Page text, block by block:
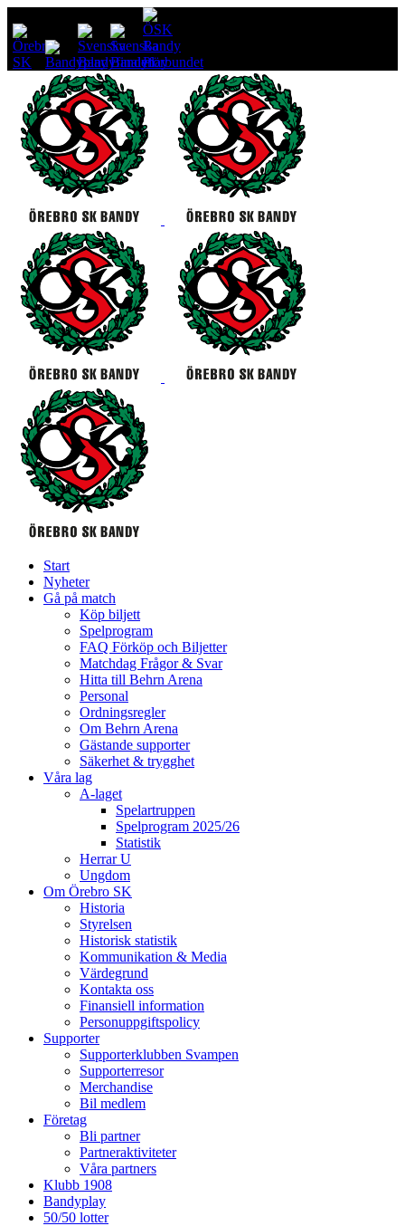
Start
Nyheter
Gå på match
Köp biljett
Spelprogram
FAQ Förköp och Biljetter
Matchdag Frågor & Svar
Hitta till Behrn Arena
Personal
Ordningsregler
Om Behrn Arena
Gästande supporter
Säkerhet & trygghet
Våra lag
A-laget
Spelartruppen
Spelprogram 2025/26
Statistik
Herrar U
Ungdom
Om Örebro SK
Historia
Styrelsen
Historisk statistik
Kommunikation & Media
Värdegrund
Kontakta oss
Finansiell information
Personuppgiftspolicy
Supporter
Supporterklubben Svampen
Supporterresor
Merchandise
Bil medlem
Företag
Bli partner
Partneraktiviteter
Våra partners
Klubb 1908
Bandyplay
50/50 lotter